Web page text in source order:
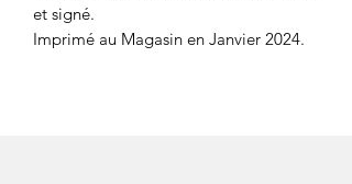
et signé.
Imprimé au Magasin en Janvier 2024.